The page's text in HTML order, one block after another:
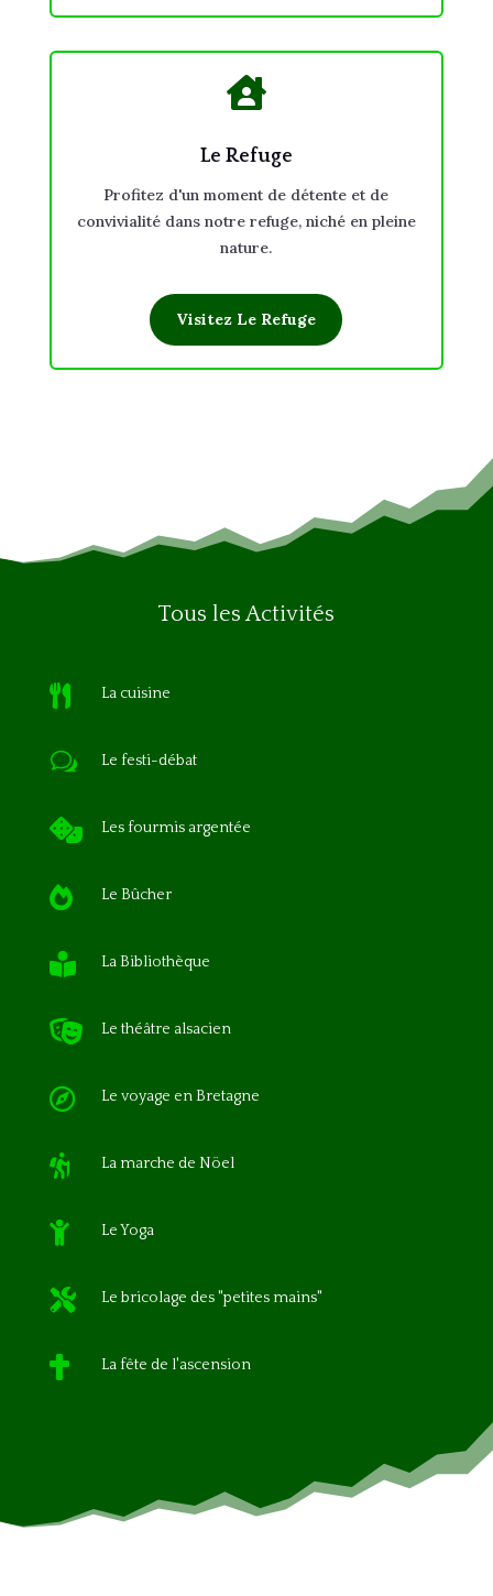

Le Refuge
Profitez d'un moment de détente et de
convivialité dans notre refuge, niché en pleine
nature.
Visitez Le Refuge
Tous les Activités
 La cuisine
w Le festi-débat
 Les fourmis argentée
 Le Bûcher
 La Bibliothèque
 Le théâtre alsacien
 Le voyage en Bretagne
 La marche de Nöel
 Le Yoga
 Le bricolage des "petites mains"
 La fête de l'ascension